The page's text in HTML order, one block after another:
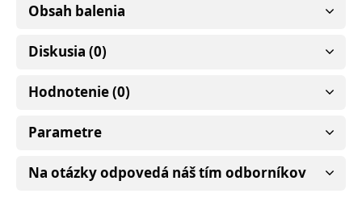
Obsah balenia
Diskusia (0)
Hodnotenie (0)
Parametre
Na otázky odpovedá náš tím odborníkov